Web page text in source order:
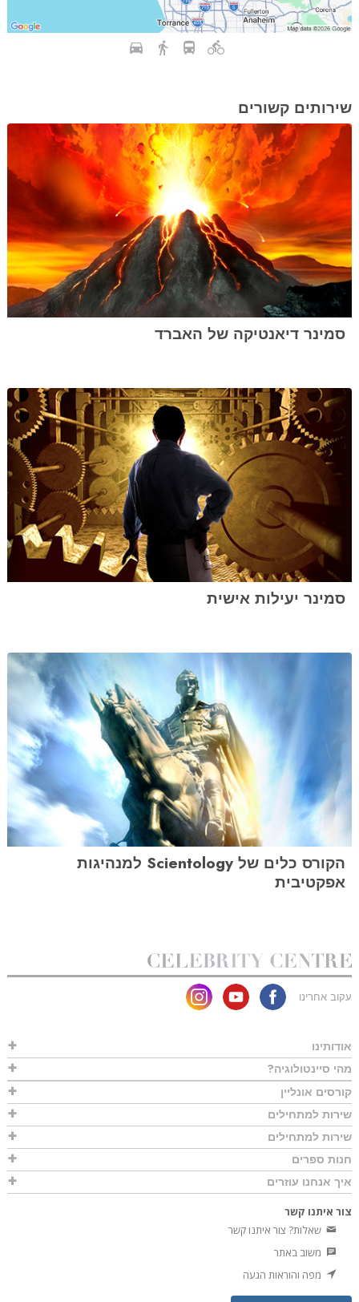
שירותים קשורים
סמינר דיאנטיקה של האברד
סמינר יעילות אישית
הקורס כלים של Scientology למנהיגות
אפקטיבית
עקוב אחרינו
אודותינו
מהי סיינטולוגיה?
קורסים אונליין
שירות למתחילים
שירות למתחילים
חנות ספרים
איך אנחנו עוזרים
צור איתנו קשר
שאלות? צור איתנו קשר
משוב באתר
מפה והוראות הגעה